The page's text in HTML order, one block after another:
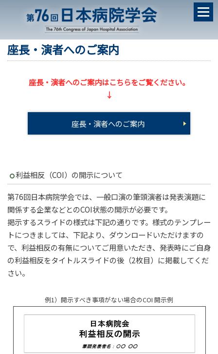
座長・演者へのご案内
座長・演者へのご案内はこちらをご覧ください。
↓
座長・演者へのご案内
利益相反（COI）の開示について
第76回日本病院学会では、一般口演の筆頭演者は発表演題に
関係する企業などとのCOI状態の開示が必要です。
掲示するスライドの様式は下記の通りです。様式のテンプレー
トにつきましては、下記より、ダウンロードいただけますの
で、利益相反の有無についてご用意いただき、発表時にご自身
の利益相反をタイトルスライドの後（2枚目）に掲載してくだ
さい。
例1）開示すべき事項がない場合のCOI 開示例